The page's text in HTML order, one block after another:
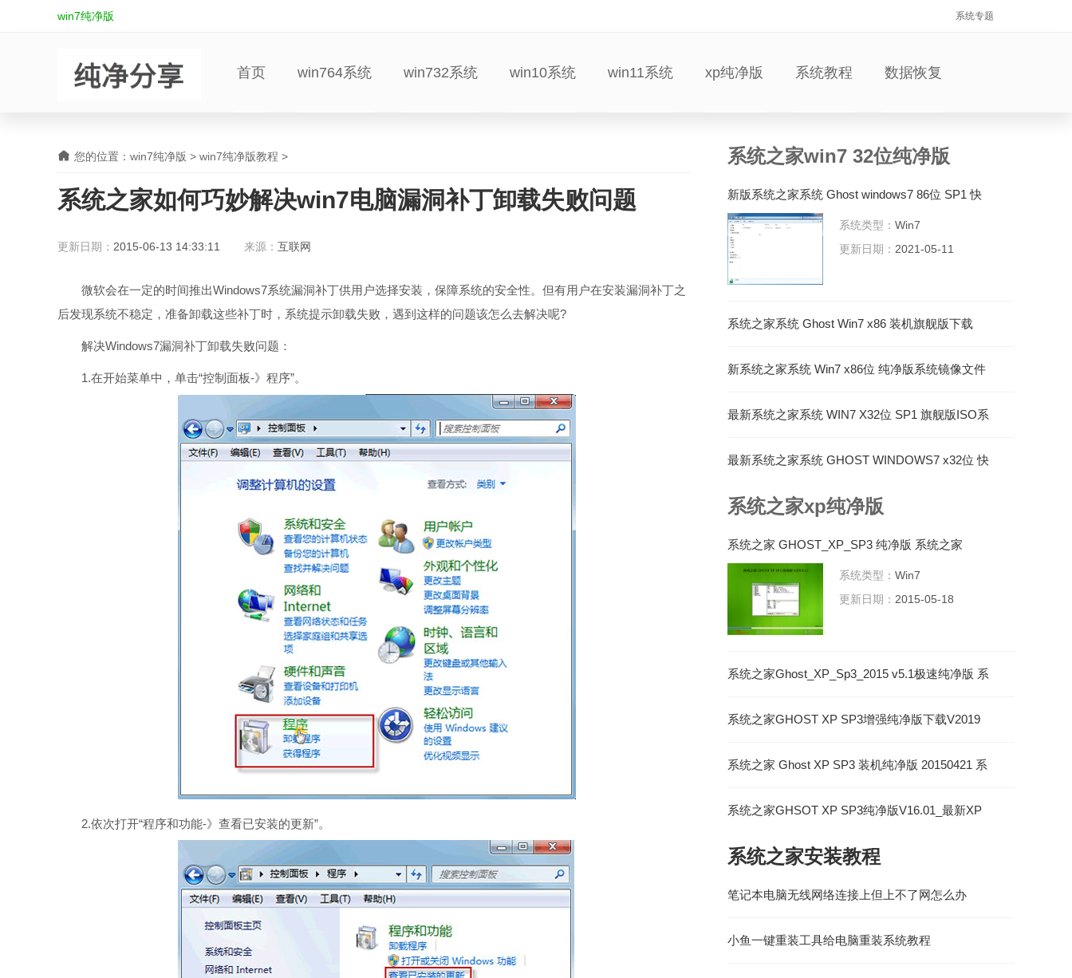
win7纯净版 系统专题
首页 win764系统 win732系统 win10系统 win11系统 xp纯净版 系统教程 数据恢复
您的位置： win7纯净版 > win7纯净版教程 >
系统之家如何巧妙解决win7电脑漏洞补丁卸载失败问题
更新日期： 2015-06-13 14:33:11 来源： 互联网
微软会在一定的时间推出Windows7系统漏洞补丁供用户选择安装，保障系统的安全性。但有用户在安装漏洞补丁之
后发现系统不稳定，准备卸载这些补丁时，系统提示卸载失败，遇到这样的问题该怎么去解决呢?
解决Windows7漏洞补丁卸载失败问题：
1.在开始菜单中，单击“控制面板-》程序”。
2.依次打开“程序和功能-》查看已安装的更新”。
系统之家win7 32位纯净版
新版系统之家系统 Ghost windows7 86位 SP1 快
系统类型： Win7
更新日期： 2021-05-11
系统之家系统 Ghost Win7 x86 装机旗舰版下载
新系统之家系统 Win7 x86位 纯净版系统镜像文件
最新系统之家系统 WIN7 X32位 SP1 旗舰版ISO系
最新系统之家系统 GHOST WINDOWS7 x32位 快
系统之家xp纯净版
系统之家 GHOST_XP_SP3 纯净版 系统之家
系统类型： Win7
更新日期： 2015-05-18
系统之家Ghost_XP_Sp3_2015 v5.1极速纯净版 系
系统之家GHOST XP SP3增强纯净版下载V2019
系统之家 Ghost XP SP3 装机纯净版 20150421 系
系统之家GHSOT XP SP3纯净版V16.01_最新XP
系统之家安装教程
笔记本电脑无线网络连接上但上不了网怎么办
小鱼一键重装工具给电脑重装系统教程